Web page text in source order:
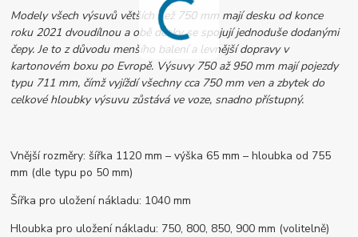
Modely všech výsuvů větších než 750 mm mají desku od konce
roku 2021 dvoudílnou a obě desky se spojují jednoduše dodanými
čepy. Je to z důvodu menšího balení a levnější dopravy v
kartonovém boxu po Evropě. Výsuvy 750 až 950 mm mají pojezdy
typu 711 mm, čímž vyjíždí všechny cca 750 mm ven a zbytek do
celkové hloubky výsuvu zůstává ve voze, snadno přístupný.
Vnější rozměry: šířka 1120 mm – výška 65 mm – hloubka od 755
mm (dle typu po 50 mm)
Šířka pro uložení nákladu: 1040 mm
Hloubka pro uložení nákladu: 750, 800, 850, 900 mm (volitelně)